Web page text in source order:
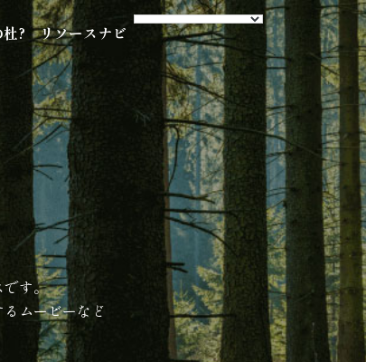
? リソースナビ
です。
ムービーなど